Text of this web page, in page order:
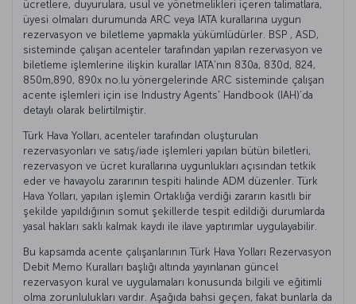
ücretlere, duyurulara, usul ve yönetmelikleri içeren talimatlara,
üyesi olmaları durumunda ARC veya IATA kurallarına uygun
rezervasyon ve biletleme yapmakla yükümlüdürler. BSP , ASD,
sisteminde çalışan acenteler tarafından yapılan rezervasyon ve
biletleme işlemlerine ilişkin kurallar IATA’nın 830a, 830d, 824,
850m,890, 890x no.lu yönergelerinde ARC sisteminde çalışan
acente işlemleri için ise Industry Agents' Handbook (IAH)’da
detaylı olarak belirtilmiştir.
Türk Hava Yolları, acenteler tarafından oluşturulan
rezervasyonları ve satış/iade işlemleri yapılan bütün biletleri,
rezervasyon ve ücret kurallarına uygunlukları açısından tetkik
eder ve havayolu zararının tespiti halinde ADM düzenler. Türk
Hava Yolları, yapılan işlemin Ortaklığa verdiği zararın kasıtlı bir
şekilde yapıldığının somut şekillerde tespit edildiği durumlarda
yasal hakları saklı kalmak kaydı ile ilave yaptırımlar uygulayabilir.
Bu kapsamda acente çalışanlarının Türk Hava Yolları Rezervasyon
Debit Memo Kuralları başlığı altında yayınlanan güncel
rezervasyon kural ve uygulamaları konusunda bilgili ve eğitimli
olma zorunlulukları vardır. Aşağıda bahsi geçen, fakat bunlarla da